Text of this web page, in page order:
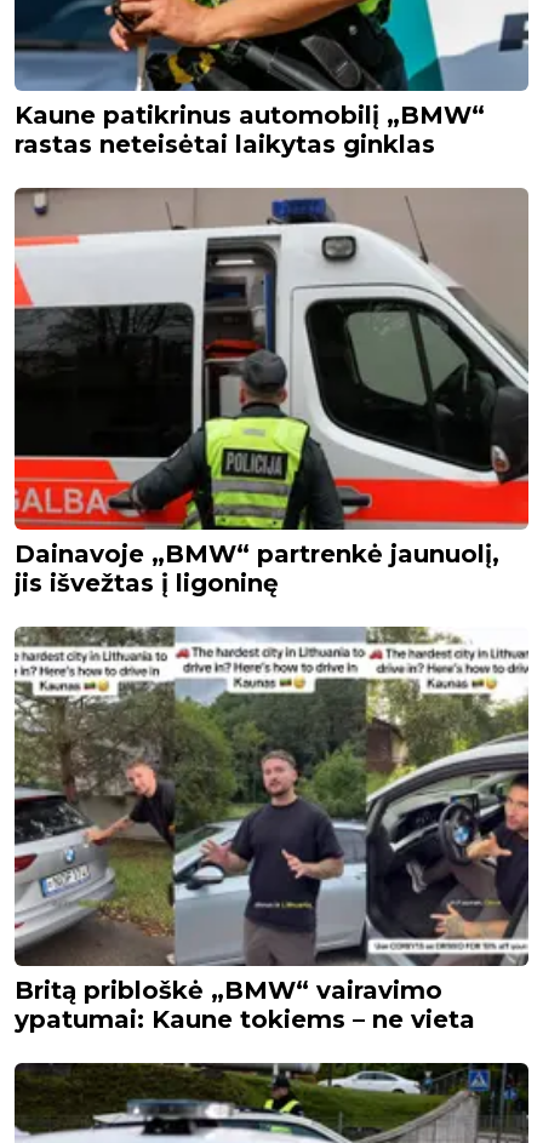
Kaune patikrinus automobilį „BMW“
rastas neteisėtai laikytas ginklas
Dainavoje „BMW“ partrenkė jaunuolį,
jis išvežtas į ligoninę
Britą pribloškė „BMW“ vairavimo
ypatumai: Kaune tokiems – ne vieta